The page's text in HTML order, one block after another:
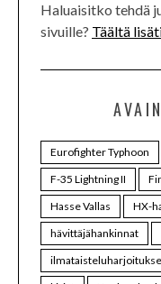
Haluaisitko tehdä
sivuille? Täältä
Eurofighter Typhoon
F-35 Lightning II
Hasse Vallas
HX-
hävittäjähankinnat